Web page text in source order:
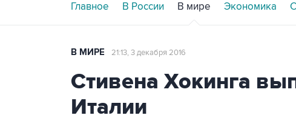
Главное В России В мире Экономика
В МИРЕ 21:13, 3 декабря 2016
Стивена Хокинга
Италии